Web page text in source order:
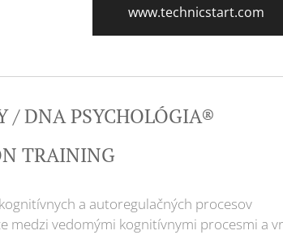
www.technicstart.com
/ DNA PSYCHOLÓGIA®
TRAINING
a autoregulačných procesov
medzi vedomými kognitívnymi procesmi a